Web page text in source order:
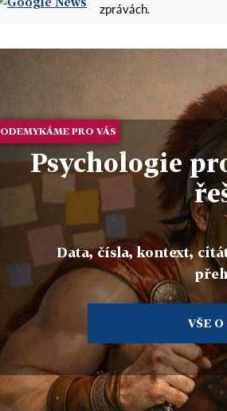
zprávách.
ODEMYKÁME PRO VÁS
Psychologie
Data, čísla, kontext,
VŠE